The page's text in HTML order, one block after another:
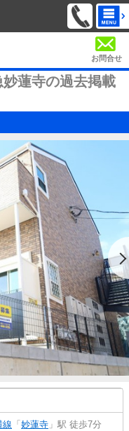
お問合せ
蓮寺の過去掲載
線 「 妙蓮寺 」駅 徒歩7分